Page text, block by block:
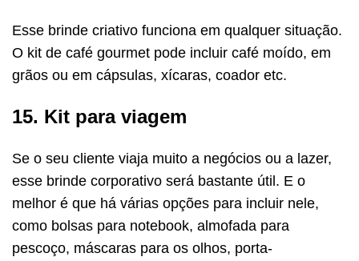
Esse brinde criativo funciona em qualquer situação.
O kit de café gourmet pode incluir café moído, em
grãos ou em cápsulas, xícaras, coador etc.
15. Kit para viagem
Se o seu cliente viaja muito a negócios ou a lazer,
esse brinde corporativo será bastante útil. E o
melhor é que há várias opções para incluir nele,
como bolsas para notebook, almofada para
pescoço, máscaras para os olhos, porta-